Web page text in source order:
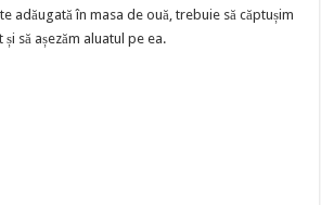
adăugată în masa de ouă, trebuie să căptușim
să așezăm aluatul pe ea.